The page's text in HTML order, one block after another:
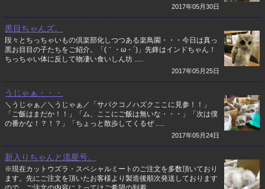
2017年05月30日
黒目ちゃんズ。
段々とちっちゃいもの倶楽部化しつつある楽鳥園・・・今日は真っ
黒お目目の子たちをご紹介。「(｀・ω・´)」先鋒はインドちゃん！
ちっちゃい体に反して物凄い食いしん坊 .....
2017年05月25日
うじゃぁ・・・
＼うじゃぁ／＼うじゃぁ／「サバクコノハズクここに見参！！」
「ご飯はまだか！！」「ム、ここにご飯は無いな・・・」「次は僕
の番かな！？！？」「ちょっと散歩してくるぜ .....
2017年05月24日
新入りちゃんと流星号。
※現在カットウズラ・スペシャルミートのご注文を多数頂いており
ます。先にご注文を頂いたお客様より製造後順次発送しております